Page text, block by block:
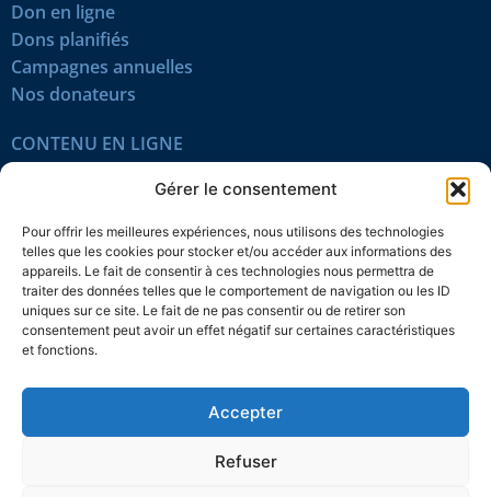
Gérer le consentement
Pour offrir les meilleures expériences, nous utilisons des technologies
telles que les cookies pour stocker et/ou accéder aux informations des
appareils. Le fait de consentir à ces technologies nous permettra de
traiter des données telles que le comportement de navigation ou les ID
uniques sur ce site. Le fait de ne pas consentir ou de retirer son
consentement peut avoir un effet négatif sur certaines caractéristiques
et fonctions.
Accepter
Refuser
Don en ligne
Dons planifiés
Campagnes annuelles
Nos donateurs
CONTENU EN LIGNE
Tous les articles
Œuvres du mois
En vidéo
SUIVEZ-NOUS
Mentions légales